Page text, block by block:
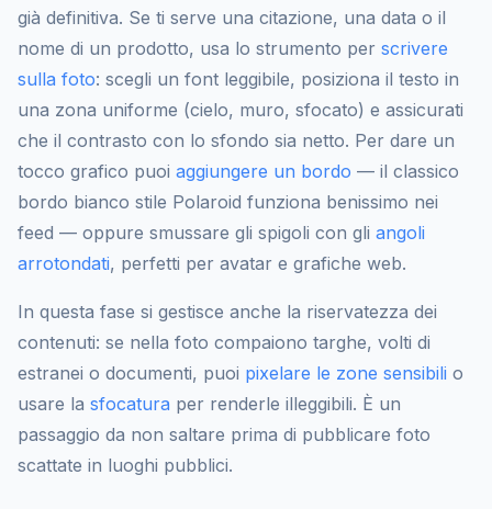
già definitiva. Se ti serve una citazione, una data o il
nome di un prodotto, usa lo strumento per scrivere
sulla foto: scegli un font leggibile, posiziona il testo in
una zona uniforme (cielo, muro, sfocato) e assicurati
che il contrasto con lo sfondo sia netto. Per dare un
tocco grafico puoi aggiungere un bordo — il classico
bordo bianco stile Polaroid funziona benissimo nei
feed — oppure smussare gli spigoli con gli angoli
arrotondati, perfetti per avatar e grafiche web.
In questa fase si gestisce anche la riservatezza dei
contenuti: se nella foto compaiono targhe, volti di
estranei o documenti, puoi pixelare le zone sensibili o
usare la sfocatura per renderle illeggibili. È un
passaggio da non saltare prima di pubblicare foto
scattate in luoghi pubblici.